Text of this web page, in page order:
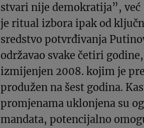
stvari nije demokratija”,
je ritual izbora ipak od
sredstvo potvrđivanja
održavao svake četiri
izmijenjen 2008. kojim je
produžen na šest godina.
promjenama uklonjena su
mandata, potencijalno